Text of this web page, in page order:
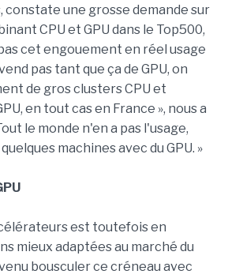
constate une grosse demande sur
CPU et GPU dans le Top500,
cet engouement en réel usage
pas tant que ça de GPU, on
de gros clusters CPU et
en tout cas en France », nous a
le monde n'en a pas l'usage,
machines avec du GPU. »
est toutefois en
mieux adaptées au marché du
bousculer ce créneau avec